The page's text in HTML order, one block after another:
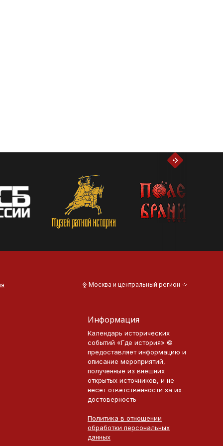
Москва и центральный регион
Информация
Календарь исторических
событий «Где история» ©
предоставляет информацию и
описание мероприятий,
полученные из внешних
открытых источников, и не
несет ответственности за их
достоверность
Политика в отношении
обработки персональных
данных